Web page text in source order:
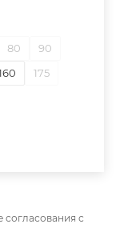
80
90
175
согласования с